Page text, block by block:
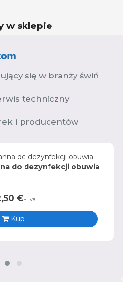
w sklepie
się w branży świń
techniczny
i producentów
do dezynfekcji obuwia
€+ iva
Kup